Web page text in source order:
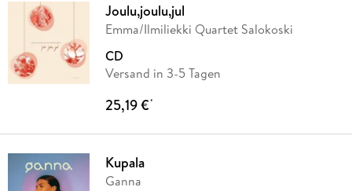
Joulu,joulu,jul
Emma/Ilmiliekki Quartet Salokoski
CD
Versand in 3-5 Tagen
25,19 €*
Kupala
Ganna